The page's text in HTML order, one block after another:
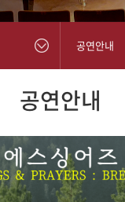
공연안내
공연안내